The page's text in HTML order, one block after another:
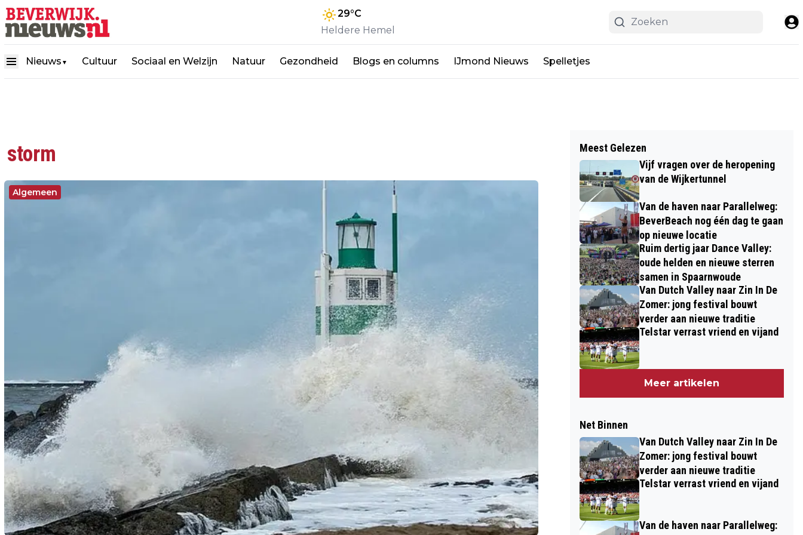
29°C
Heldere Hemel
Nieuws ▼ Cultuur Sociaal en Welzijn Natuur Gezondheid Blogs en columns IJmond Nieuws Spelletjes
storm
Algemeen
Meest Gelezen
Vijf vragen over de heropening
van de Wijkertunnel
Van de haven naar Parallelweg:
BeverBeach nog één dag te gaan
op nieuwe locatie
Ruim dertig jaar Dance Valley:
oude helden en nieuwe sterren
samen in Spaarnwoude
Van Dutch Valley naar Zin In De
Zomer: jong festival bouwt
verder aan nieuwe traditie
Telstar verrast vriend en vijand
Meer artikelen
Net Binnen
Van Dutch Valley naar Zin In De
Zomer: jong festival bouwt
verder aan nieuwe traditie
Telstar verrast vriend en vijand
Van de haven naar Parallelweg: